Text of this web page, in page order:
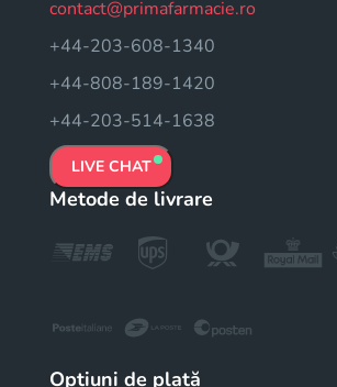
contact@primafarmacie.ro
+44-203-608-1340
+44-808-189-1420
+44-203-514-1638
LIVE CHAT
Metode de livrare
Opțiuni de plată